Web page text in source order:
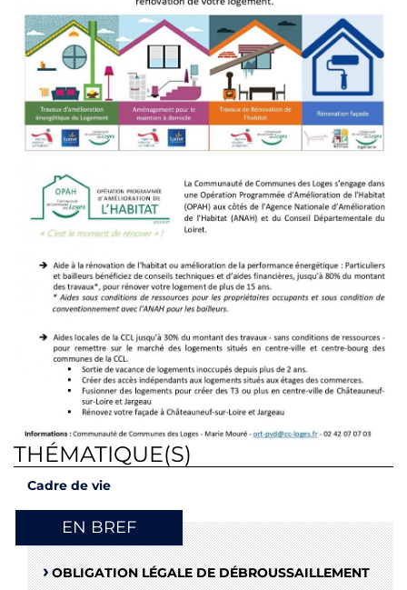
THÉMATIQUE(S)
Cadre de vie
EN BREF
OBLIGATION LÉGALE DE DÉBROUSSAILLEMENT